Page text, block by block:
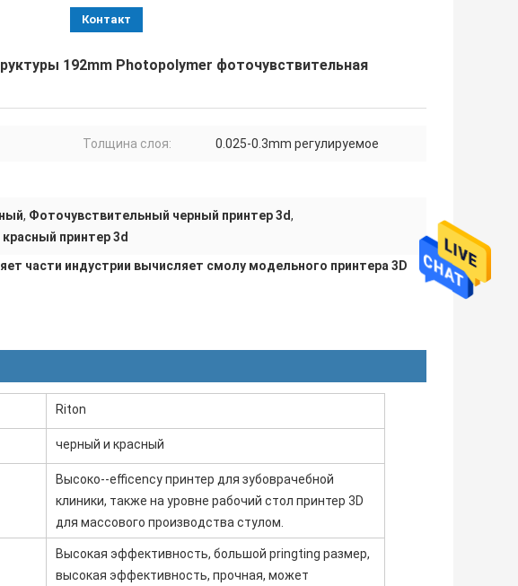
Контакт
192mm Photopolymer фоточувствительная
Толщина слоя: 0.025-0.3mm регулируемое
, Фоточувствительный черный принтер 3d,
принтер 3d
части индустрии вычисляет смолу модельного принтера 3D
Riton
черный и красный
Высоко--efficency принтер для зубоврачебной
клиники, также на уровне рабочий стол принтер 3D
для массового производства стулом.
Высокая эффективность, большой pringting размер,
высокая эффективность, прочная, может